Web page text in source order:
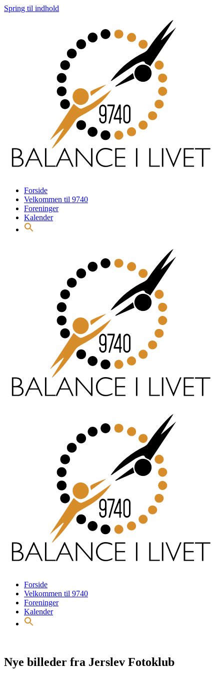
Spring til indhold
Forside
Velkommen til 9740
Foreninger
Kalender
Forside
Velkommen til 9740
Foreninger
Kalender
Nye billeder fra Jerslev Fotoklub